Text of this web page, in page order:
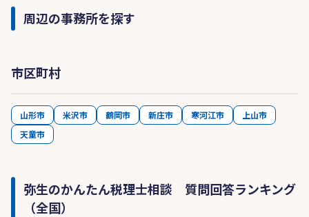
周辺の事務所を探す
市区町村
山形市 米沢市 鶴岡市 新庄市 寒河江市
上山市
天童市
弥生のかんたん税理士相談 質問回答ランキング
（全国）